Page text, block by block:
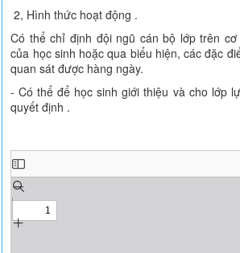
2, Hình thức hoạt động .
Có thể chỉ định đội ngũ cán bộ lớp trên
của học sinh hoặc qua biểu hiện, các đặc
quan sát được hàng ngày.
- Có thể để học sinh giới thiệu và cho lớp
quyết định .